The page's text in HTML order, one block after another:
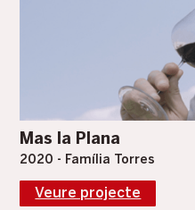
Mas la Plana
2020 - Família Torres
Veure projecte